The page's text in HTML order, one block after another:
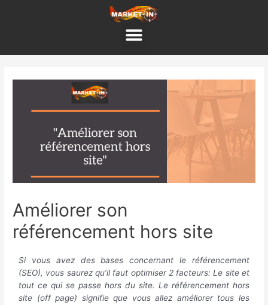
Menu
Améliorer son
référencement hors site
Si vous avez des bases concernant le référencement
(SEO), vous saurez qu’il faut optimiser 2 facteurs: Le site et
tout ce qui se passe hors du site. Le référencement hors
site (off page) signifie que vous allez améliorer tous les